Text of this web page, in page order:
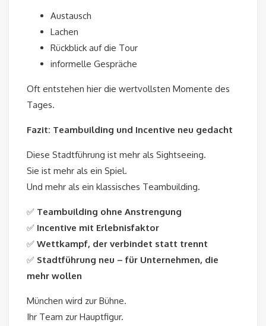
Austausch
Lachen
Rückblick auf die Tour
informelle Gespräche
Oft entstehen hier die wertvollsten Momente des
Tages.
Fazit: Teambuilding und Incentive neu gedacht
Diese Stadtführung ist mehr als Sightseeing.
Sie ist mehr als ein Spiel.
Und mehr als ein klassisches Teambuilding.
✅ Teambuilding ohne Anstrengung
✅ Incentive mit Erlebnisfaktor
✅ Wettkampf, der verbindet statt trennt
✅ Stadtführung neu – für Unternehmen, die
mehr wollen
München wird zur Bühne.
Ihr Team zur Hauptfigur.